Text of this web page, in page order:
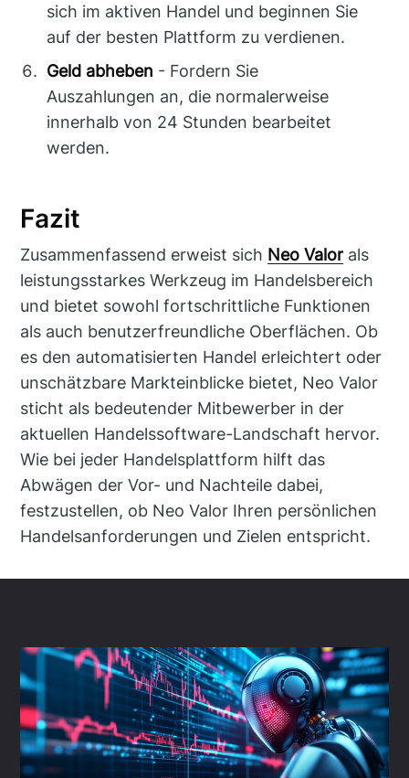
sich im aktiven Handel und beginnen Sie
auf der besten Plattform zu verdienen.
Geld abheben - Fordern Sie
Auszahlungen an, die normalerweise
innerhalb von 24 Stunden bearbeitet
werden.
Fazit
Zusammenfassend erweist sich Neo Valor als
leistungsstarkes Werkzeug im Handelsbereich
und bietet sowohl fortschrittliche Funktionen
als auch benutzerfreundliche Oberflächen. Ob
es den automatisierten Handel erleichtert oder
unschätzbare Markteinblicke bietet, Neo Valor
sticht als bedeutender Mitbewerber in der
aktuellen Handelssoftware-Landschaft hervor.
Wie bei jeder Handelsplattform hilft das
Abwägen der Vor- und Nachteile dabei,
festzustellen, ob Neo Valor Ihren persönlichen
Handelsanforderungen und Zielen entspricht.